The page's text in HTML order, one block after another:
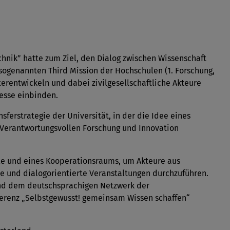
hatte zum Ziel, den Dialog zwischen Wissenschaft
Third Mission der Hochschulen (1. Forschung,
und dabei zivilgesellschaftliche Akteure
einbinden.
der Universität, in der die Idee eines
Forschung und Innovation
eines Kooperationsraums, um Akteure aus
und dialogorientierte Veranstaltungen durchzuführen.
dem deutschsprachigen Netzwerk der
„Selbstgewusst! gemeinsam Wissen schaffen“